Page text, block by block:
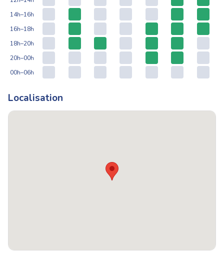
14h–16h
16h–18h
18h–20h
20h–00h
00h–06h
Localisation